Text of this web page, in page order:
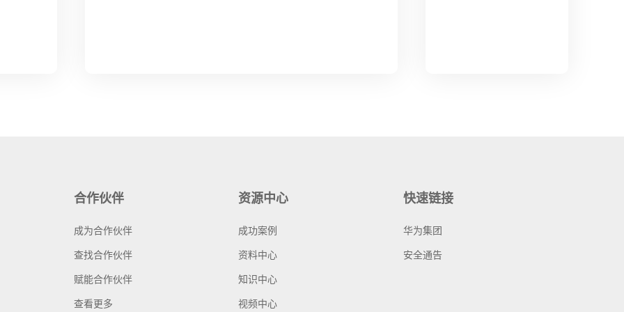
合作伙伴
成为合作伙伴
查找合作伙伴
赋能合作伙伴
查看更多
资源中心
成功案例
资料中心
知识中心
视频中心
快速链接
华为集团
安全通告